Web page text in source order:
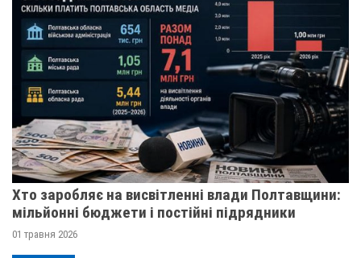
Хто заробляє на висвітленні влади Полтавщини:
мільйонні бюджети і постійні підрядники
01 травня 2026